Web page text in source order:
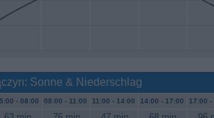
Sonne & Niederschlag
- 08:00 08:00 - 11:00 11:00 - 14:00 14:00 - 17:00 17:00 -